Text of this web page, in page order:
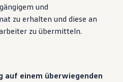
und
zu erhalten und diese an
zu übermitteln.
auf einem überwiegenden